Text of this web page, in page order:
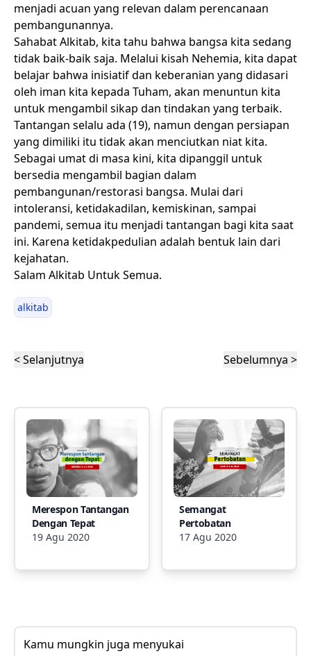
menjadi acuan yang relevan dalam perencanaan
pembangunannya.
Sahabat Alkitab, kita tahu bahwa bangsa kita sedang
tidak baik-baik saja. Melalui kisah Nehemia, kita dapat
belajar bahwa inisiatif dan keberanian yang didasari
oleh iman kita kepada Tuham, akan menuntun kita
untuk mengambil sikap dan tindakan yang terbaik.
Tantangan selalu ada (19), namun dengan persiapan
yang dimiliki itu tidak akan menciutkan niat kita.
Sebagai umat di masa kini, kita dipanggil untuk
bersedia mengambil bagian dalam
pembangunan/restorasi bangsa. Mulai dari
intoleransi, ketidakadilan, kemiskinan, sampai
pandemi, semua itu menjadi tantangan bagi kita saat
ini. Karena ketidakpedulian adalah bentuk lain dari
kejahatan.
Salam Alkitab Untuk Semua.
alkitab
< Selanjutnya Sebelumnya >
Merespon Tantangan
Dengan Tepat
19 Agu 2020
Semangat
Pertobatan
17 Agu 2020
Kamu mungkin juga menyukai